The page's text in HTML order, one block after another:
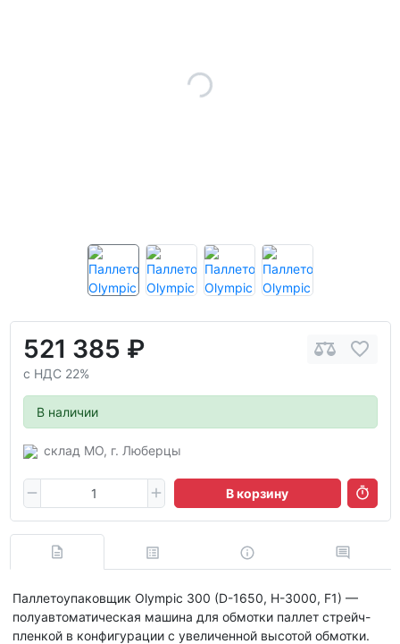
521 385 ₽
с НДС 22%
В наличии
склад МО, г. Люберцы
В корзину
Паллетоупаковщик Olympic 300 (D-1650, H-3000, F1) —
полуавтоматическая машина для обмотки паллет стрейч-
пленкой в конфигурации с увеличенной высотой обмотки.